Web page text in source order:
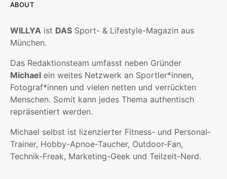
ABOUT
WILLYA ist DAS Sport- & Lifestyle-Magazin aus
München.
Das Redaktionsteam umfasst neben Gründer
Michael ein weites Netzwerk an Sportler*innen,
Fotograf*innen und vielen netten und verrückten
Menschen. Somit kann jedes Thema authentisch
repräsentiert werden.
Michael selbst ist lizenzierter Fitness- und Personal-
Trainer, Hobby-Apnoe-Taucher, Outdoor-Fan,
Technik-Freak, Marketing-Geek und Teilzeit-Nerd.